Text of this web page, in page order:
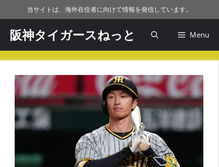
ン
ツ
当サイトは、海外在住者に向けて情報を発信しています。
阪神タイガースねっと Menu